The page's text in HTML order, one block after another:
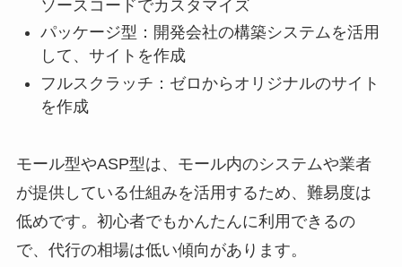
ソースコードでカスタマイズ
パッケージ型：開発会社の構築システムを活用
して、サイトを作成
フルスクラッチ：ゼロからオリジナルのサイト
を作成
モール型やASP型は、モール内のシステムや業者
が提供している仕組みを活用するため、難易度は
低めです。初心者でもかんたんに利用できるの
で、代行の相場は低い傾向があります。